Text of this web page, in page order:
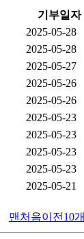
기부일자
2025-05-28
2025-05-28
2025-05-27
2025-05-26
2025-05-26
2025-05-23
2025-05-23
2025-05-23
2025-05-23
2025-05-21
맨처음이전10개